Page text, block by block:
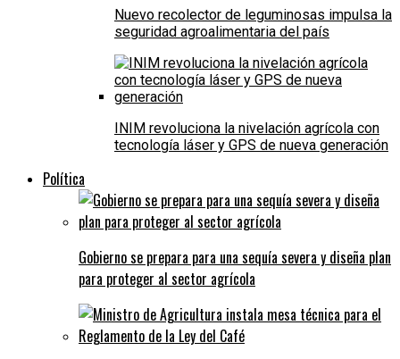
Nuevo recolector de leguminosas impulsa la
seguridad agroalimentaria del país
INIM revoluciona la nivelación agrícola con
tecnología láser y GPS de nueva generación
Política
Gobierno se prepara para una sequía severa y diseña plan
para proteger al sector agrícola